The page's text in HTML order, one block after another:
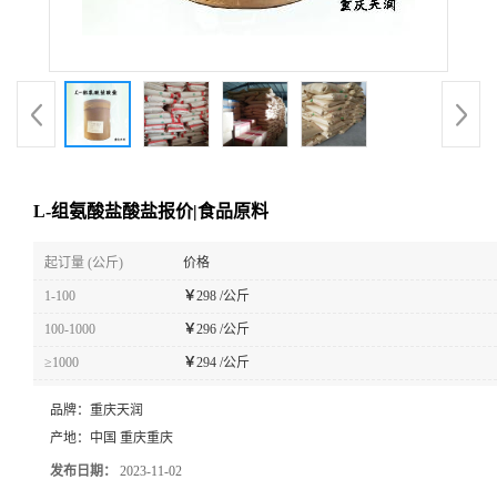
L-组氨酸盐酸盐报价|食品原料
起订量 (公斤) 价格
1-100 ￥298 /公斤
100-1000 ￥296 /公斤
≥1000 ￥294 /公斤
品牌： 重庆天润
产地： 中国 重庆重庆
发布日期： 2023-11-02